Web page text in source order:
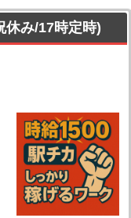
休み/17時定時)